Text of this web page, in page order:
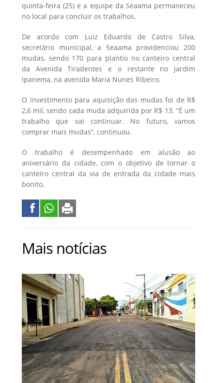
quinta-feira (25) e a equipe da Seaama permaneceu
no local para concluir os trabalhos.
De acordo com Luiz Eduardo de Castro Silva,
secretário municipal, a Seaama providenciou 200
mudas, sendo 170 para plantio no canteiro central
da Avenida Tiradentes e o restante no Jardim
Ipanema, na avenida Maria Nunes Ribeiro.
O investimento para aquisição das mudas foi de R$
2,6 mil, sendo cada muda adquirida por R$ 13. “É um
trabalho que vai continuar. No futuro, vamos
comprar mais mudas”, continuou.
O trabalho é desempenhado em alusão ao
aniversário da cidade, com o objetivo de tornar o
canteiro central da via de entrada da cidade mais
bonito.
Mais notícias